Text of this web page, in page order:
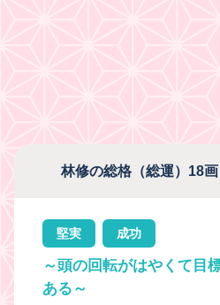
林修の総格（総運）18画
堅実 成功
～頭の回転がはやくて目
ある～